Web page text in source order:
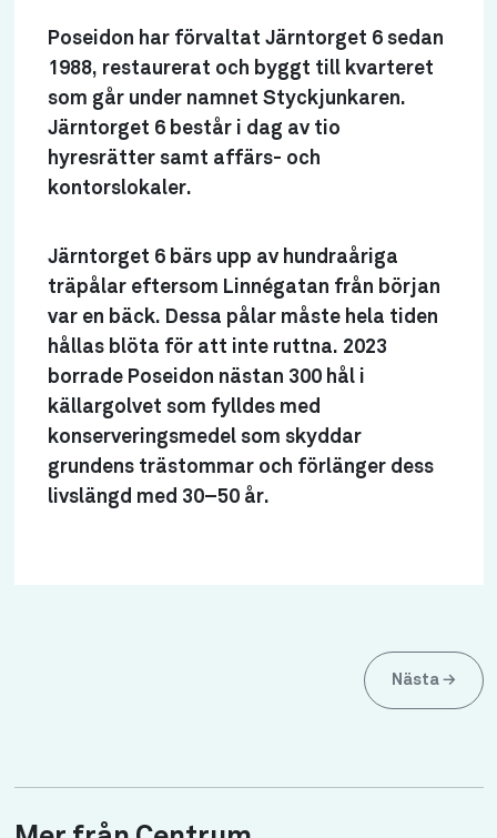
Poseidon har förvaltat Järntorget 6 sedan
1988, restaurerat och byggt till kvarteret
som går under namnet Styckjunkaren.
Järntorget 6 består i dag av tio
hyresrätter samt affärs- och
kontorslokaler.
Järntorget 6 bärs upp av hundraåriga
träpålar eftersom Linnégatan från början
var en bäck. Dessa pålar måste hela tiden
hållas blöta för att inte ruttna. 2023
borrade Poseidon nästan 300 hål i
källargolvet som fylldes med
konserveringsmedel som skyddar
grundens trästommar och förlänger dess
livslängd med 30–50 år.
Nästa →